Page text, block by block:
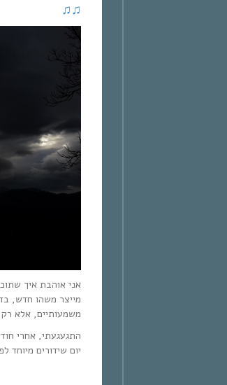
♫
♫
אני אוהבת איך
מייצר משהו חדש,
משמעותיים, אלא רק
התגעגעתי, אחרי
יום שידורים מיוחד